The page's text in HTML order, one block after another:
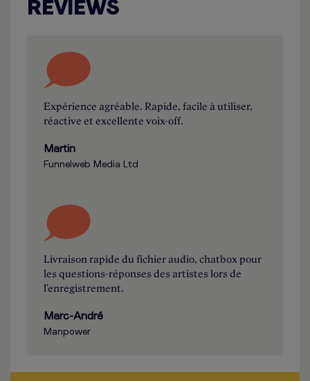
REVIEWS
Expérience agréable. Rapide, facile à utiliser,
réactive et excellente voix-off.
Martin
Funnelweb Media Ltd
Livraison rapide du fichier audio, chatbox pour
les questions-réponses des artistes lors de
l'enregistrement.
Marc-André
Manpower